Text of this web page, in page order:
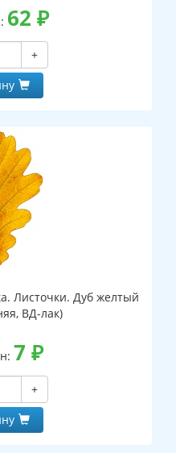
62 ₽
+
Листочки. Дуб желтый
ВД-лак)
7 ₽
+